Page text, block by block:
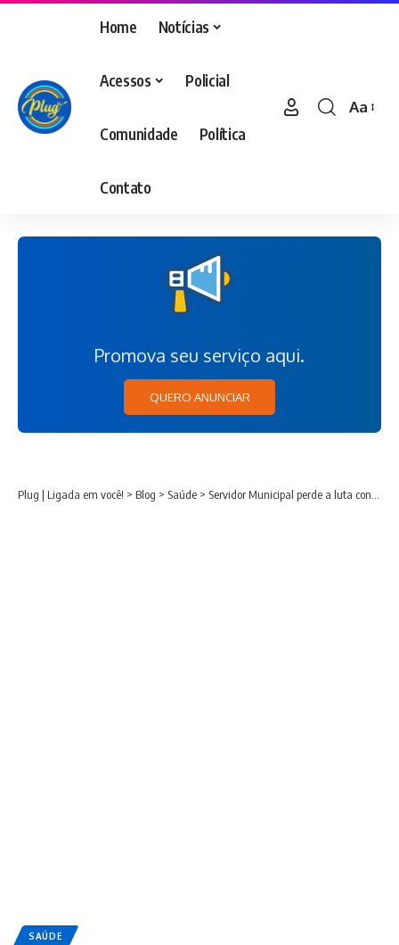
Home Notícias
Acessos Policial
Comunidade Política
Contato
Aa
Promova seu serviço aqui.
QUERO ANUNCIAR
Plug | Ligada em você! > Blog > Saúde > Servidor Municipal perde a luta contra o Covid
SAÚDE